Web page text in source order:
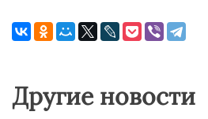
Другие новости